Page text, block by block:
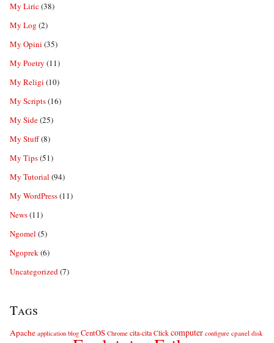
My Liric(38)
My Log (2)
My Opini (35)
My Poetry (11)
My Religi (10)
My Scripts(16)
My Side(25)
My Stuff(8)
My Tips(51)
My Tutorial (94)
My WordPress(11)
News(11)
Ngomel (5)
Ngoprek(6)
Uncategorized(7)
Tags
Apache application blog CentOS Chrome cita-cita Click computer configure cpanel disk